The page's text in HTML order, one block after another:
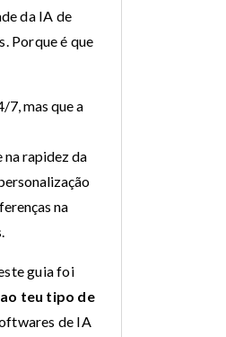
da IA de
Porque é que
7, mas que a
na rapidez da
na
guia foi
teu tipo de
de IA